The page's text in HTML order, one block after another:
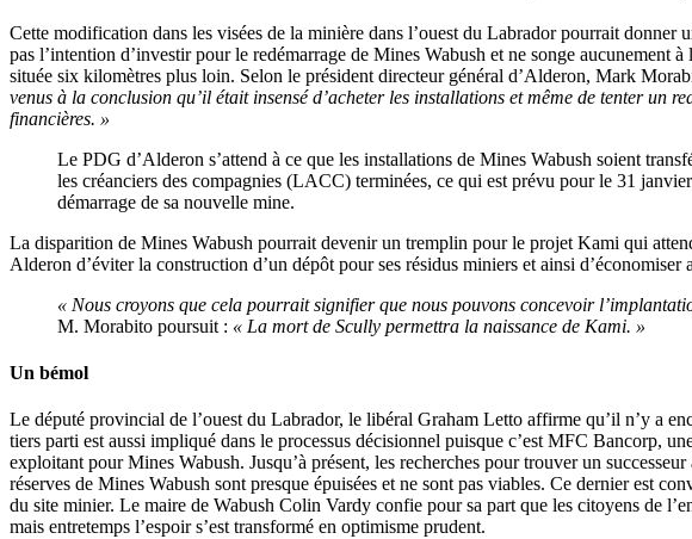
Cette modification dans les visées de la minière dans l’ouest du Labrador pourrait
pas l’intention d’investir pour le redémarrage de Mines Wabush et ne songe
située six kilomètres plus loin. Selon le président directeur général d’Alderon, Mark
venus à la conclusion qu’il était insensé d’acheter les installations et même de tenter un
financières. »
Le PDG d’Alderon s’attend à ce que les installations de Mines Wabush soient
les créanciers des compagnies (LACC) terminées, ce qui est prévu pour le 31
démarrage de sa nouvelle mine.
La disparition de Mines Wabush pourrait devenir un tremplin pour le projet Kami qui
Alderon d’éviter la construction d’un dépôt pour ses résidus miniers et ainsi
« Nous croyons que cela pourrait signifier que nous pouvons concevoir
M. Morabito poursuit : « La mort de Scully permettra la naissance de Kami. »
Un bémol
Le député provincial de l’ouest du Labrador, le libéral Graham Letto affirme qu’il n’y a
tiers parti est aussi impliqué dans le processus décisionnel puisque c’est MFC Bancorp,
exploitant pour Mines Wabush. Jusqu’à présent, les recherches pour trouver un
réserves de Mines Wabush sont presque épuisées et ne sont pas viables. Ce dernier est
du site minier. Le maire de Wabush Colin Vardy confie pour sa part que les citoyens de
mais entretemps l’espoir s’est transformé en optimisme prudent.